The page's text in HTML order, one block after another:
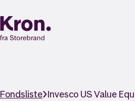
Fondsliste Invesco US Value